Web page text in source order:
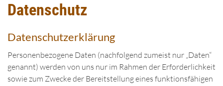
Datenschutz
Datenschutzerklärung
Personenbezogene Daten (nachfolgend zumeist nur „Daten“
genannt) werden von uns nur im Rahmen der Erforderlichkeit
sowie zum Zwecke der Bereitstellung eines funktionsfähigen